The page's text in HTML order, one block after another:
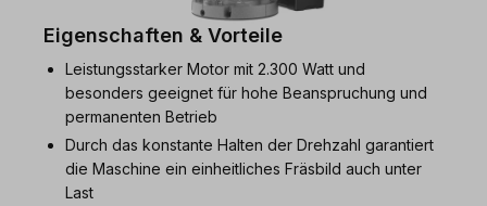
Eigenschaften & Vorteile
Leistungsstarker Motor mit 2.300 Watt und
besonders geeignet für hohe Beanspruchung und
permanenten Betrieb
Durch das konstante Halten der Drehzahl garantiert
die Maschine ein einheitliches Fräsbild auch unter
Last